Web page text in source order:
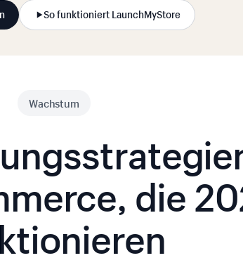
So funktioniert LaunchMyStore
Wachstum
die